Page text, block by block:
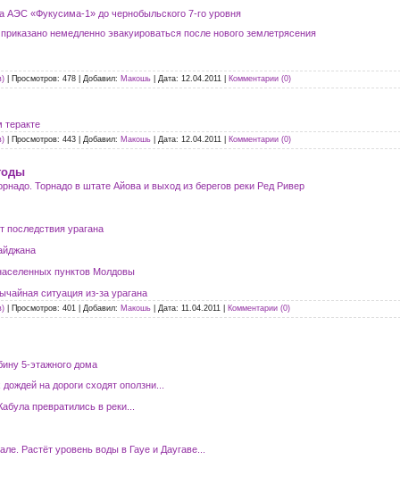
АЭС «Фукусима-1» до чернобыльского 7-го уровня
немедленно эвакуироваться после нового землетрясения
Просмотров: 478 Добавил: Макошь Дата: 12.04.2011 Комментарии (0)
Просмотров: 443 Добавил: Макошь Дата: 12.04.2011 Комментарии (0)
Торнадо в штате Айова и выход из берегов реки Ред Ривер
последствия урагана
пунктов Молдовы
ситуация из-за урагана
Просмотров: 401 Добавил: Макошь Дата: 11.04.2011 Комментарии (0)
5-этажного дома
на дороги сходят оползни...
превратились в реки...
Растёт уровень воды в Гауе и Даугаве...